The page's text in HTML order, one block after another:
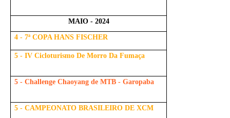
MAIO - 2024
4 - 7ª COPA HANS FISCHER
5 - IV Cicloturismo De Morro Da Fumaça
5 - Challenge Chaoyang de MTB - Garopaba
5 - CAMPEONATO BRASILEIRO DE XCM